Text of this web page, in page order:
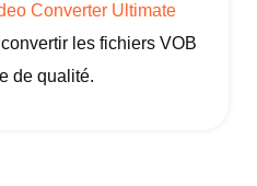
Converter Ultimate
les fichiers VOB
de qualité.